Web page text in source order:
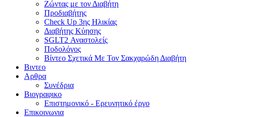
Ζώντας με τον Διαβήτη
Προδιαβήτης
Check Up 3ης Ηλικίας
Διαβήτης Κύησης
SGLT2 Αναστολείς
Ποδολόγος
Βίντεο Σχετικά Με Τον Σακχαρώδη Διαβήτη
Βιντεο
Αρθρα
Συνέδρια
Βιογραφικο
Επιστημονικό - Ερευνητικό έργο
Επικοινωνια